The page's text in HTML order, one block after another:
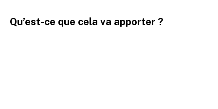
Qu’est-ce que cela va apporter ?